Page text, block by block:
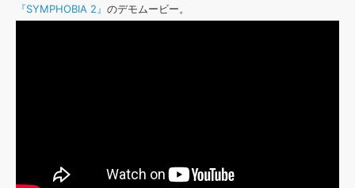
『SYMPHOBIA 2』 のデモムービー。